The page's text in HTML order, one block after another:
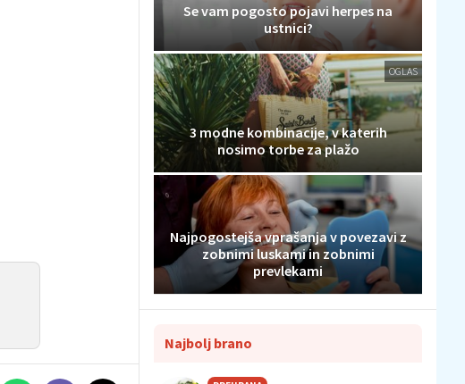
Se vam pogosto pojavi herpes na
ustnici?
OGLAS
3 modne kombinacije, v katerih
nosimo torbe za plažo
Najpogostejša vprašanja v povezavi z
zobnimi luskami in zobnimi
prevlekami
Najbolj brano